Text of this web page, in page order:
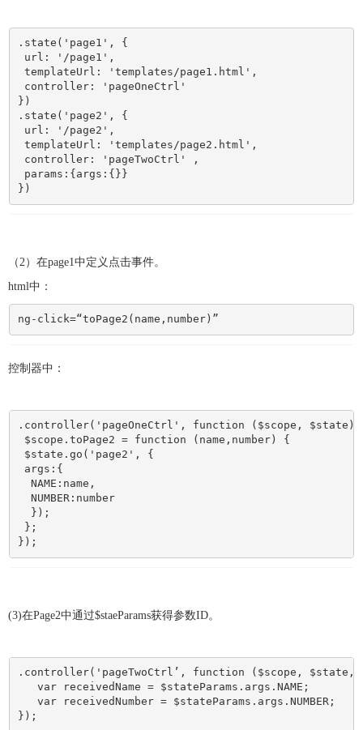
.state('page1', {
url: '/page1',
templateUrl: 'templates/page1.html',
controller: 'pageOneCtrl'
})
.state('page2', {
url: '/page2',
templateUrl: 'templates/page2.html',
controller: 'pageTwoCtrl' ,
params:{args:{}}
})
（2）在page1中定义点击事件。
html中：
ng-click=“toPage2(name,number)”
控制器中：
.controller('pageOneCtrl', function ($scope, $state)
$scope.toPage2 = function (name,number) {
$state.go('page2', {
args:{
  NAME:name,
  NUMBER:number
  });
};
});
(3)在Page2中通过$staeParams获得参数ID。
.controller('pageTwoCtrl’, function ($scope, $state,
var receivedName = $stateParams.args.NAME;
   var receivedNumber = $stateParams.args.NUMBER;
});